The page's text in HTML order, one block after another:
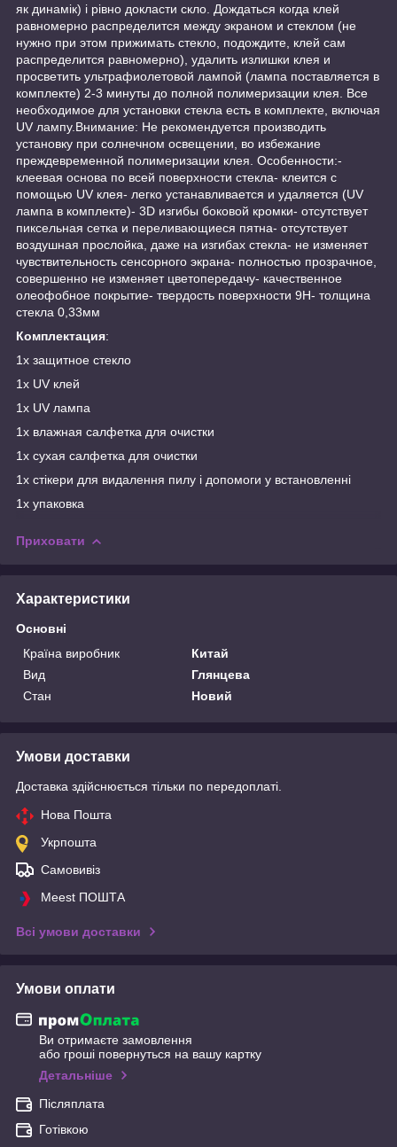
як динамік) і рівно докласти скло. Дождаться когда клей
равномерно распределится между экраном и стеклом (не
нужно при этом прижимать стекло, подождите, клей сам
распределится равномерно), удалить излишки клея и
просветить ультрафиолетовой лампой (лампа поставляется в
комплекте) 2-3 минуты до полной полимеризации клея. Все
необходимое для установки стекла есть в комплекте, включая
UV лампу.Внимание: Не рекомендуется производить
установку при солнечном освещении, во избежание
преждевременной полимеризации клея. Особенности:-
клеевая основа по всей поверхности стекла- клеится с
помощью UV клея- легко устанавливается и удаляется (UV
лампа в комплекте)- 3D изгибы боковой кромки- отсутствует
пиксельная сетка и переливающиеся пятна- отсутствует
воздушная прослойка, даже на изгибах стекла- не изменяет
чувствительность сенсорного экрана- полностью прозрачное,
совершенно не изменяет цветопередачу- качественное
олеофобное покрытие- твердость поверхности 9H- толщина
стекла 0,33мм
Комплектация:
1х защитное стекло
1х UV клей
1х UV лампа
1х влажная салфетка для очистки
1х сухая салфетка для очистки
1х стікери для видалення пилу і допомоги у встановленні
1х упаковка
Приховати
Характеристики
Основні
Країна виробник
Китай
Вид
Глянцева
Стан
Новий
Умови доставки
Доставка здійснюється тільки по передоплаті.
Нова Пошта
Укрпошта
Самовивіз
Meest ПОШТА
Всі умови доставки
Умови оплати
Ви отримаєте замовлення
або гроші повернуться на вашу картку
Детальніше
Післяплата
Готівкою